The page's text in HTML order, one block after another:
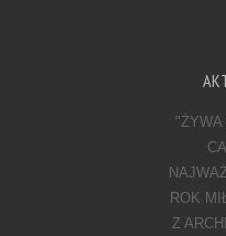
"ŻYWA
ROK
Z